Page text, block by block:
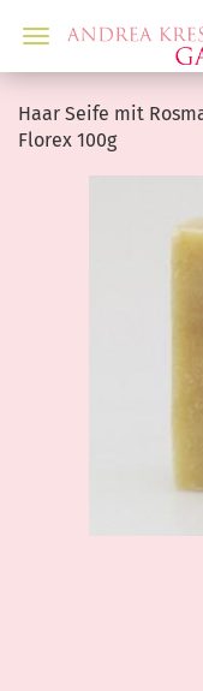
Haar Seife mit
Florex 100g